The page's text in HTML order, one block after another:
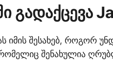
გადაქცევა
იმის შესახებ, როგორ
შენახულია